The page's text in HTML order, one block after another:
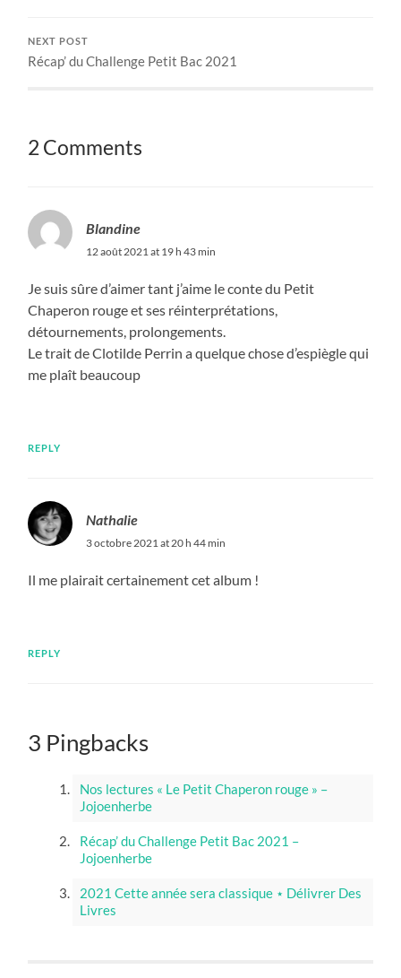
NEXT POST
Récap’ du Challenge Petit Bac 2021
2 Comments
Blandine
12 août 2021 at 19 h 43 min
Je suis sûre d’aimer tant j’aime le conte du Petit
Chaperon rouge et ses réinterprétations,
détournements, prolongements.
Le trait de Clotilde Perrin a quelque chose d’espiègle qui
me plaît beaucoup
REPLY
Nathalie
3 octobre 2021 at 20 h 44 min
Il me plairait certainement cet album !
REPLY
3 Pingbacks
Nos lectures « Le Petit Chaperon rouge » –
Jojoenherbe
Récap’ du Challenge Petit Bac 2021 –
Jojoenherbe
2021 Cette année sera classique ⋆ Délivrer Des
Livres